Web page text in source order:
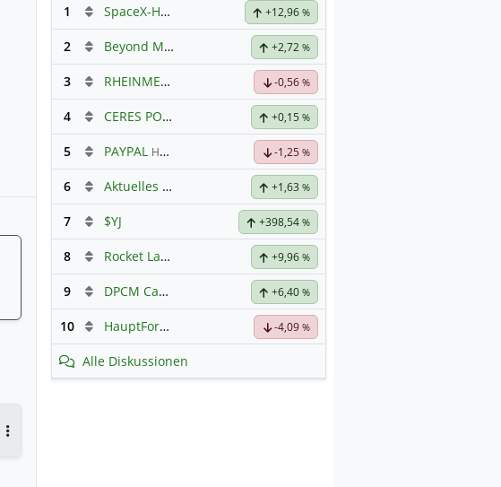
1
SpaceX-Haupt-Hauptforum +12,96%
2 Beyond Meat Hauptdiskussion +2,72%
3 RHEINMETALL Hauptdiskussion-0,56%
4 CERES POWER Hauptdiskussion+0,15 %
5 PAYPAL Hauptdiskussion -1,25%
6 Aktuelles zu Almonty Industries +1,63 %
7 $YJ +398,54%
8 Rocket Lab Corporation Registered Shs +9,96%
9 DPCM Capital Hauptdiskussion +6,40%
10 HauptForum SK HYNIC -4,09%
Alle Diskussionen